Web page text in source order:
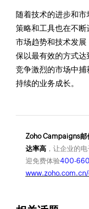
随着技术的进步和
策略和工具也在不
市场趋势和技术发
保以最有效的方式
竞争激烈的市场中
持续的业务成长。
Zoho Campaigns邮
达率高，让企业的
迎免费体验400-